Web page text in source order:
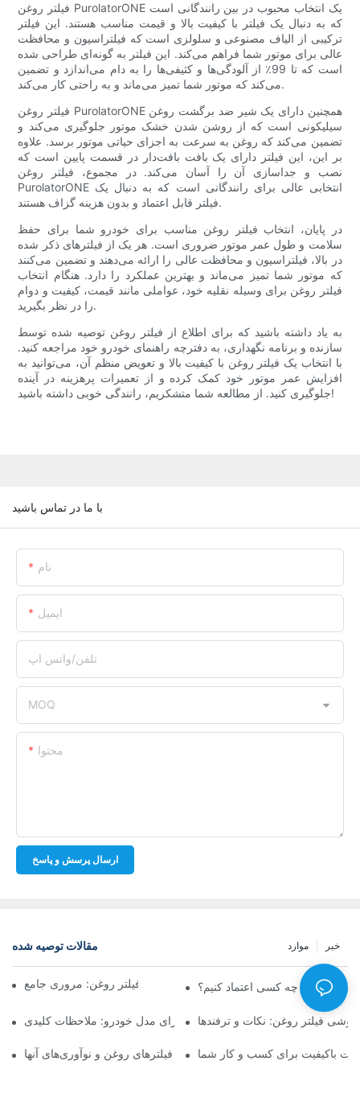
فیلتر روغن PurolatorONE یک انتخاب محبوب در بین رانندگانی است
که به دنبال یک فیلتر با کیفیت بالا و قیمت مناسب هستند. این فیلتر
ترکیبی از الیاف مصنوعی و سلولزی است که فیلتراسیون و محافظت
عالی برای موتور شما فراهم می‌کند. این فیلتر به گونه‌ای طراحی شده
است که تا 99٪ از آلودگی‌ها و کثیفی‌ها را به دام می‌اندازد و تضمین
می‌کند که موتور شما تمیز می‌ماند و به راحتی کار می‌کند.
فیلتر روغن PurolatorONE همچنین دارای یک شیر ضد برگشت روغن
سیلیکونی است که از روشن شدن خشک موتور جلوگیری می‌کند و
تضمین می‌کند که روغن به سرعت به اجزای حیاتی موتور برسد. علاوه
بر این، این فیلتر دارای یک بافت بافت‌دار در قسمت پایین است که
نصب و جداسازی آن را آسان می‌کند. در مجموع، فیلتر روغن
PurolatorONE انتخابی عالی برای رانندگانی است که به دنبال یک
فیلتر قابل اعتماد و بدون هزینه گزاف هستند.
در پایان، انتخاب فیلتر روغن مناسب برای خودرو شما برای حفظ
سلامت و طول عمر موتور ضروری است. هر یک از فیلترهای ذکر شده
در بالا، فیلتراسیون و محافظت عالی را ارائه می‌دهند و تضمین می‌کنند
که موتور شما تمیز می‌ماند و بهترین عملکرد را دارد. هنگام انتخاب
فیلتر روغن برای وسیله نقلیه خود، عواملی مانند قیمت، کیفیت و دوام
را در نظر بگیرید.
به یاد داشته باشید که برای اطلاع از فیلتر روغن توصیه شده توسط
سازنده و برنامه نگهداری، به دفترچه راهنمای خودرو خود مراجعه کنید.
با انتخاب یک فیلتر روغن با کیفیت بالا و تعویض منظم آن، می‌توانید به
افزایش عمر موتور خود کمک کرده و از تعمیرات پرهزینه در آینده
جلوگیری کنید. از مطالعه شما متشکریم، رانندگی خوبی داشته باشید!
با ما در تماس باشید
نام
ایمیل
تلفن/واتس اپ
MOQ
محتوا
ارسال پرسش و پاسخ
مقالات توصیه شده خبر موارد
شرکت‌های برتر تولیدکننده فیلتر روغن: مروری جامعبرتر: به چه کسی اعتماد کنیم؟
انتخاب فیلتر روغن مناسب برای مدل خودرو: ملاحظات کلیدی
فیلتر روغن: نکات و ترفندها
نگاهی به تولیدکنندگان پیشرو فیلترهای روغن و نوآوری‌های آنها
باکیفیت برای کسب و کار شما